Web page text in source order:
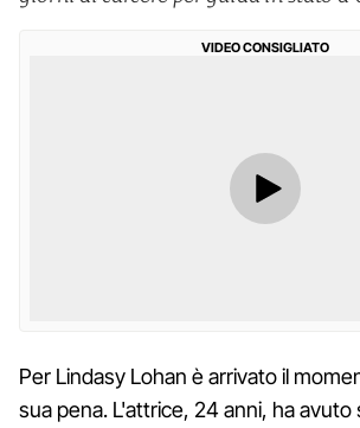
VIDEO CONSIGLIATO
Per Lindasy Lohan è arrivato il
sua pena. L'attrice, 24 anni, ha avuto